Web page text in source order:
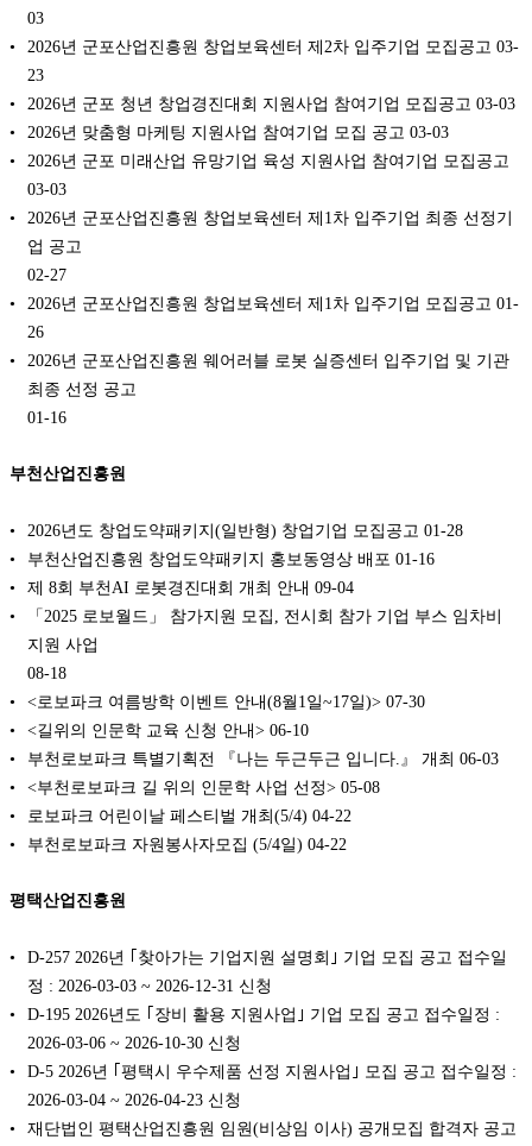
03
2026년 군포산업진흥원 창업보육센터 제2차 입주기업 모집공고 03-
23
2026년 군포 청년 창업경진대회 지원사업 참여기업 모집공고 03-03
2026년 맞춤형 마케팅 지원사업 참여기업 모집 공고 03-03
2026년 군포 미래산업 유망기업 육성 지원사업 참여기업 모집공고
03-03
2026년 군포산업진흥원 창업보육센터 제1차 입주기업 최종 선정기
업 공고
02-27
2026년 군포산업진흥원 창업보육센터 제1차 입주기업 모집공고 01-
26
2026년 군포산업진흥원 웨어러블 로봇 실증센터 입주기업 및 기관
최종 선정 공고
01-16
부천산업진흥원
2026년도 창업도약패키지(일반형) 창업기업 모집공고 01-28
부천산업진흥원 창업도약패키지 홍보동영상 배포 01-16
제 8회 부천AI 로봇경진대회 개최 안내 09-04
「2025 로보월드」 참가지원 모집, 전시회 참가 기업 부스 임차비
지원 사업
08-18
<로보파크 여름방학 이벤트 안내(8월1일~17일)> 07-30
<길위의 인문학 교육 신청 안내> 06-10
부천로보파크 특별기획전 『나는 두근두근 입니다.』 개최 06-03
<부천로보파크 길 위의 인문학 사업 선정> 05-08
로보파크 어린이날 페스티벌 개최(5/4) 04-22
부천로보파크 자원봉사자모집 (5/4일) 04-22
평택산업진흥원
D-257 2026년 ｢찾아가는 기업지원 설명회｣ 기업 모집 공고 접수일
정 : 2026-03-03 ~ 2026-12-31 신청
D-195 2026년도 ｢장비 활용 지원사업｣ 기업 모집 공고 접수일정 :
2026-03-06 ~ 2026-10-30 신청
D-5 2026년 ｢평택시 우수제품 선정 지원사업｣ 모집 공고 접수일정 :
2026-03-04 ~ 2026-04-23 신청
재단법인 평택산업진흥원 임원(비상임 이사) 공개모집 합격자 공고